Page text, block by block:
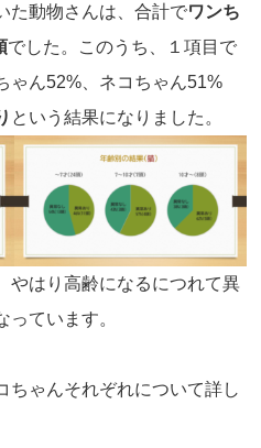
た動物さんは、合計でワンち
でした。このうち、１項目で
ゃん52%、ネコちゃん51%
という結果になりました。
やはり高齢になるにつれて異
ています。
ちゃんそれぞれについて詳し